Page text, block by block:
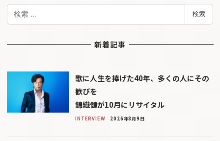
検
検索
新着記事
歌に人生を捧げた40年、多くの人にその
歓びを
錦織健が10月にリサイタル
INTERVIEW 2026年8月9日